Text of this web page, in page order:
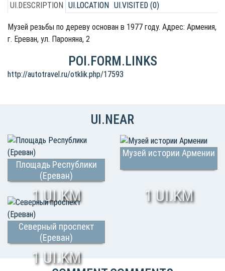
UI.DESCRIPTION UI.LOCATION UI.VISITED (0)
Музей резьбы по дереву основан в 1977 году. Адрес: Армения,
г. Ереван, ул. Пароняна, 2
POI.FORM.LINKS
http://autotravel.ru/otklik.php/17593
UI.NEAR
Площадь Республики
(Ереван)
1 UI.KM
Музей истории Армении
1 UI.KM
Северный проспект
(Ереван)
1 UI.KM